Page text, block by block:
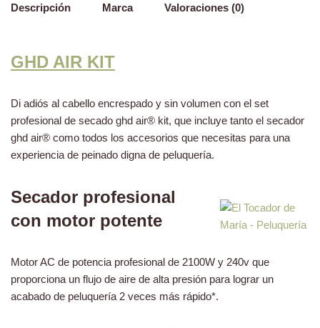
Descripción Marca Valoraciones (0)
GHD AIR KIT
Di adiós al cabello encrespado y sin volumen con el set
profesional de secado ghd air® kit, que incluye tanto el secador
ghd air® como todos los accesorios que necesitas para una
experiencia de peinado digna de peluquería.
Secador profesional
con motor potente
Motor AC de potencia profesional de 2100W y 240v que
proporciona un flujo de aire de alta presión para lograr un
acabado de peluquería 2 veces más rápido*.